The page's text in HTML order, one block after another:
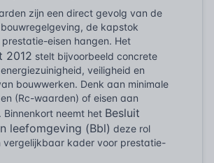
zijn een direct gevolg van de
de kapstok
eisen hangen. Het
2012 stelt bijvoorbeeld concrete
veiligheid en
bouwwerken. Denk aan minimale
(Rc-waarden) of eisen aan
Binnenkort neemt het Besluit
leefomgeving (Bbl) deze rol
vergelijkbaar kader voor prestatie-